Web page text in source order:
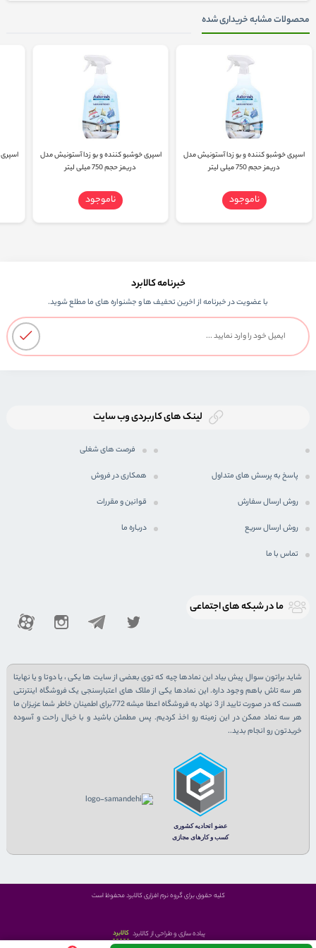
محصولات مشابه خریداری شده
اسپری خوشبو کننده و بو زدا آستونیش مدل
دریمز حجم 750 میلی لیتر
ناموجود
اسپری خوشبو کننده و بو زدا آستونیش مدل
دریمز حجم 750 میلی لیتر
ناموجود
خبرنامه کالابرد
با عضویت در خبرنامه از اخرین تحفیف ها و جشنواره های ما مطلع شوید.
لینک های کاربردی وب سایت
فرصت های شغلی
پاسخ به پرسش های متداول همکاری در فروش
روش ارسال سفارش قوانین و مقررات
روش ارسال سریع درباره ما
تماس با ما
ما در شبكه های اجتماعی
شاید براتون سوال پیش بیاد این نمادها چیه که توی بعضی از سایت ها یکی ، یا دوتا و یا نهایتا
هر سه تاش باهم وجود داره. این نمادها یکی از ملاک های اعتبارسنجی یک فروشگاه اینترنتی
هست که در صورت تایید از 3 نهاد به فروشگاه اعطا میشه 772برای اطمینان خاطر شما عزیزان ما
هر سه نماد ممکن در این زمینه رو اخذ کردیم. پس مطمئن باشید و با خیال راحت و آسوده
خریدتون رو انجام بدید..
کلیه حقوق برای گروه نرم افزاری کالابرد محفوظ است
پیاده سازی و طراحی از کالابرد کالابرد